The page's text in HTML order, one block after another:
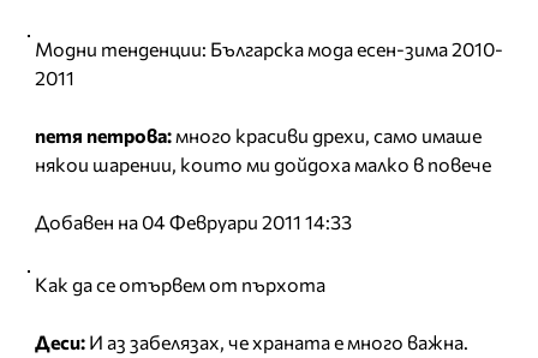
Модни тенденции: Българска мода есен-зима 2010-
2011
петя петрова:много красиви дрехи, само имаше
някои шарении, които ми дойдоха малко в повече
Добавен на 04 Февруари 2011 14:33
Как да се отървем от пърхота
Деси: И аз забелязах, че храната е много важна.